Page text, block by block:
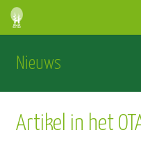
Nieuws
Artikel in het